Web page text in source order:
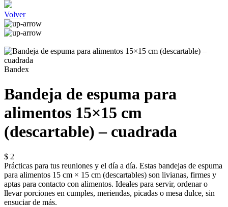
Volver
Bandex
Bandeja de espuma para
alimentos 15×15 cm
(descartable) – cuadrada
$ 2
Prácticas para tus reuniones y el día a día. Estas bandejas de espuma
para alimentos 15 cm × 15 cm (descartables) son livianas, firmes y
aptas para contacto con alimentos. Ideales para servir, ordenar o
llevar porciones en cumples, meriendas, picadas o mesa dulce, sin
ensuciar de más.